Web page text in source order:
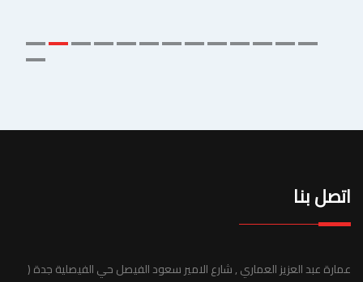
اتصل بنا
عمارة عبد العزيز العماري , شارع الامير سعود الفيصل حي الفيصلية جدة (